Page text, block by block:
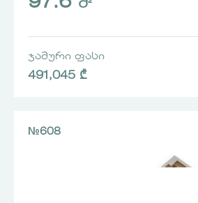
Მ²
ᲯᲐᲛᲣᲠᲘ ᲤᲐᲡᲘ
491,045 ₾
№608